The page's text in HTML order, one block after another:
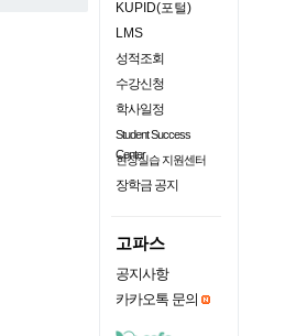
KUPID(포털)
LMS
성적조회
수강신청
학사일정
Student Success
Center
현장실습 지원센터
장학금 공지
고파스
공지사항
카카오톡 문의